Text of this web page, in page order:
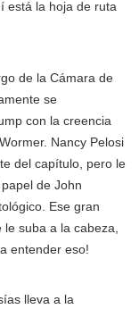
está la hoja de ruta
de la Cámara de
se
con la creencia
Nancy Pelosi
del capítulo, pero le
de John
Ese gran
suba a la cabeza,
entender eso!
lleva a la